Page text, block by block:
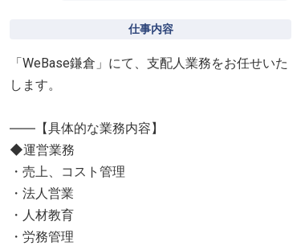
仕事内容
「WeBase鎌倉」にて、支配人業務をお任せいた
します。
――【具体的な業務内容】
◆運営業務
・売上、コスト管理
・法人営業
・人材教育
・労務管理